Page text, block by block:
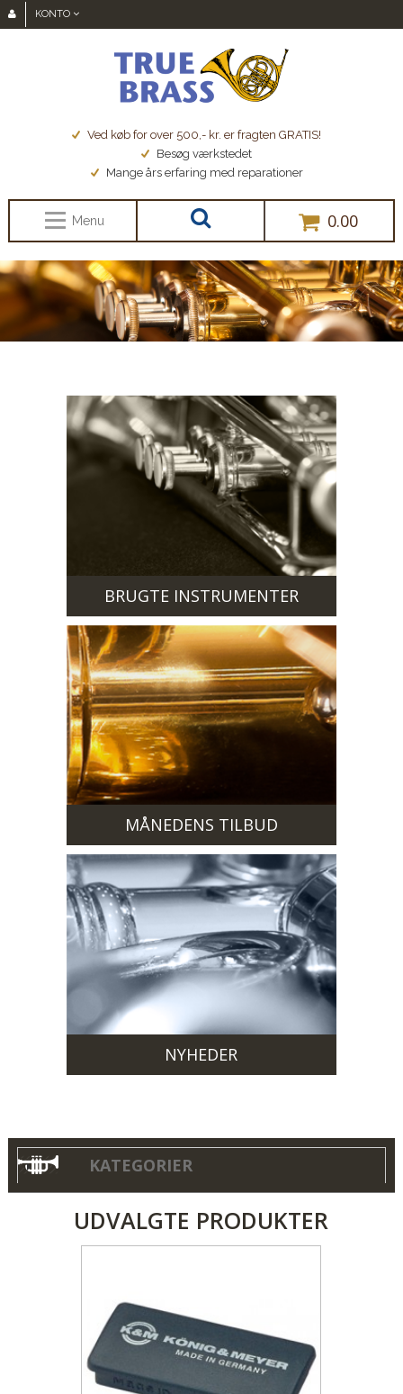
KONTO
Ved køb for over 500,- kr. er fragten GRATIS!
Besøg værkstedet
Mange års erfaring med reparationer
0.00
Menu
BRUGTE INSTRUMENTER
MÅNEDENS TILBUD
NYHEDER
KATEGORIER
UDVALGTE PRODUKTER